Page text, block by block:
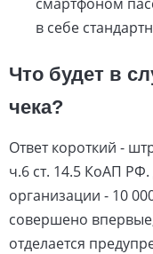
в себе
Что будет в
чека?
Ответ короткий -
ч.6 ст. 14.5 КоАП
организации - 10
совершено
отделается